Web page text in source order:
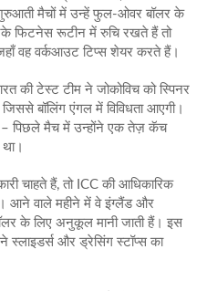
मैचों में उन्हें फुल-ओवर बॉलर के
फिटनेस रूटीन में रुचि रखते हैं तो
वह वर्कआउट टिप्स शेयर करते हैं।
की टेस्ट टीम ने जोकोविच को स्पिनर
जिससे बॉलिंग एंगल में विविधता आएगी।
– पिछले मैच में उन्होंने एक तेज़ कॅच
चाहते हैं, तो ICC की आधिकारिक
वाले महीने में वे इंग्लैंड और
के लिए अनुकूल मानी जाती हैं। इस
स्लाइडर्स और ड्रेसिंग स्टॉप्स का